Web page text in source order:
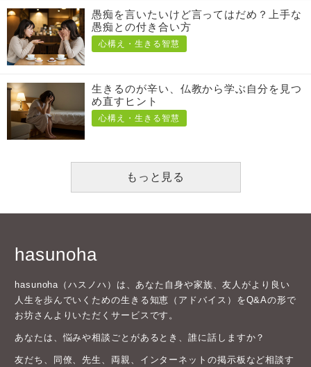
愚痴を言いたいけど言ってはだめ？上手な
愚痴との付き合い方
心構え・生きる智慧
生きるのが辛い、仏教から学ぶ自分を見つ
め直すヒント
心構え・生きる智慧
もっと見る
hasunoha
hasunoha（ハスノハ）は、あなた自身や家族、友人がより良い
人生を歩んでいくための生きる知恵（アドバイス）をQ&Aの形で
お坊さんよりいただくサービスです。
あなたは、悩みや相談ごとがあるとき、誰に話しますか？
友だち、同僚、先生、両親、インターネットの掲示板など相談す